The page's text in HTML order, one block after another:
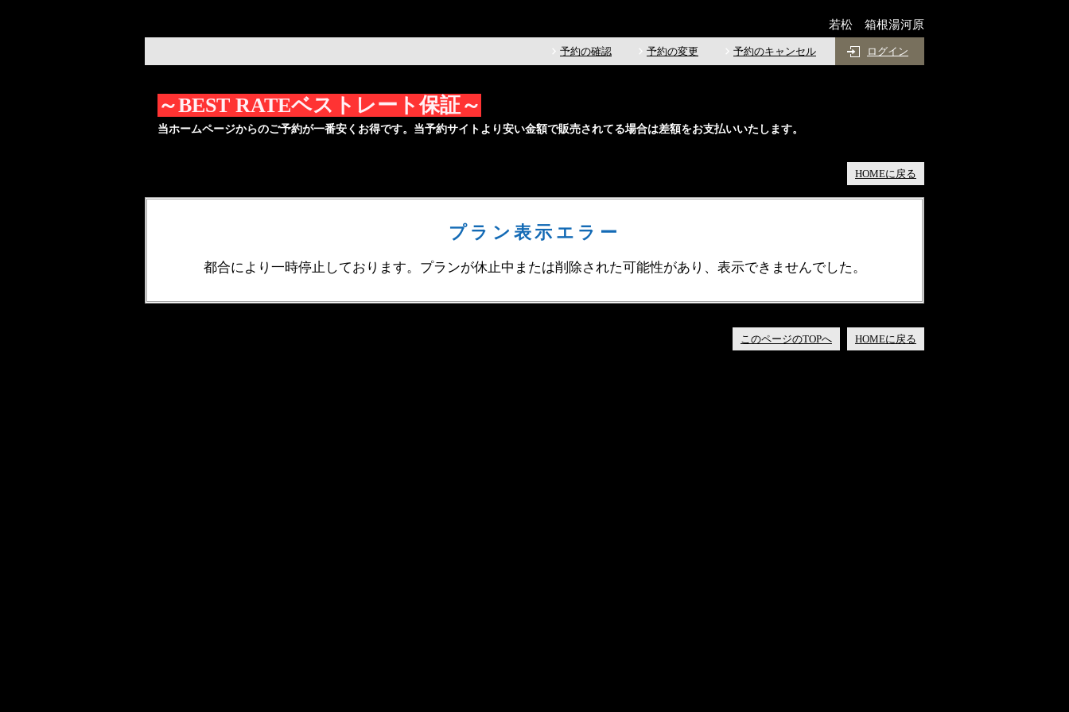
若松 箱根湯河原
予約の確認 予約の変更 予約のキャンセル ログイン
～BEST RATEベストレート保証～
当ホームページからのご予約が一番安くお得です。当予約サイトより安い金額で販売されてる場合は差額をお支払いいたします。
HOMEに戻る
プラン表示エラー
都合により一時停止しております。プランが休止中または削除された可能性があり、表示できませんでした。
このページのTOPへ HOMEに戻る